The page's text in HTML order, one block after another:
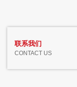
联系我们
CONTACT US